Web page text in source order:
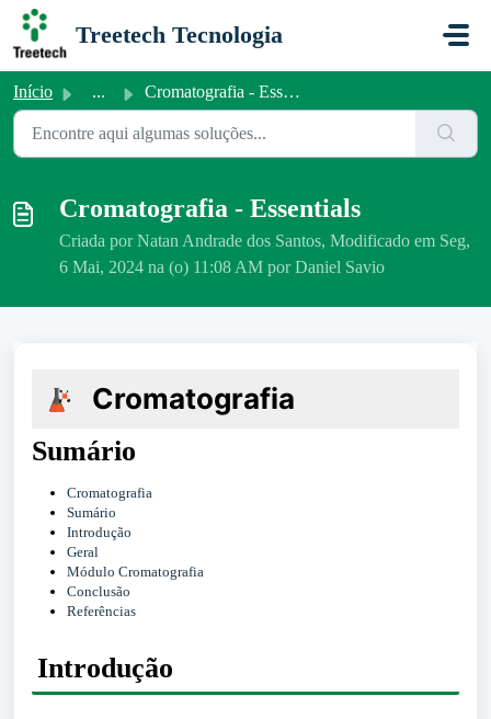
Ir para o conteúdo principal
Treetech Tecnologia
Início ... Cromatografia - Essentials
Cromatografia - Essentials
Criada por Natan Andrade dos Santos, Modificado em Seg,
6 Mai, 2024 na (o) 11:08 AM por Daniel Savio
Cromatografia
Sumário
Cromatografia
Sumário
Introdução
Geral
Módulo Cromatografia
Conclusão
Referências
Introdução